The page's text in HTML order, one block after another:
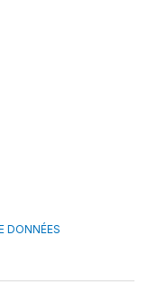
DONNÉES